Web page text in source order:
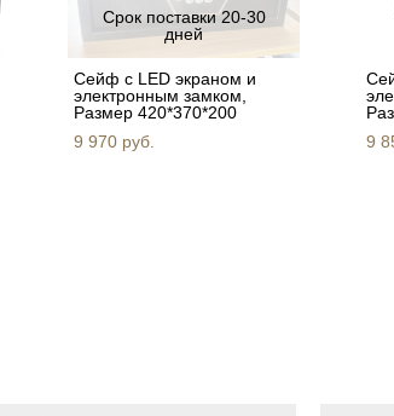
Срок поставки 20-30
дней
Сейф c LED экраном и
электронным замком,
Размер 420*370*200
9 970 pуб.
9